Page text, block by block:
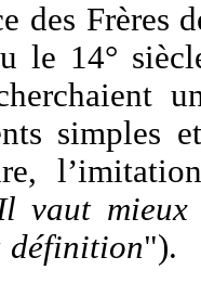
des Frères
le 14°
simples
vaut mieux
définition").